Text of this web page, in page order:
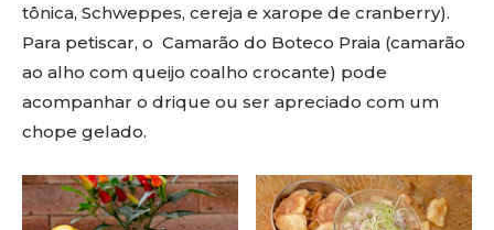
tônica, Schweppes, cereja e xarope de cranberry).
Para petiscar, o Camarão do Boteco Praia (camarão
ao alho com queijo coalho crocante) pode
acompanhar o drique ou ser apreciado com um
chope gelado.